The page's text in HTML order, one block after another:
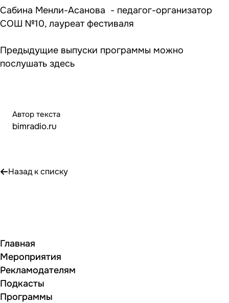
Сабина Менли-Асанова - педагог-организатор
СОШ №10, лауреат фестиваля
Предыдущие выпуски программы можно
послушать здесь
Автор текста
bimradio.ru
Назад к списку
Главная
Мероприятия
Рекламодателям
Подкасты
Программы